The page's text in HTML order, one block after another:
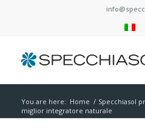
You are here: Home / Specchiasol
miglior integratore naturale